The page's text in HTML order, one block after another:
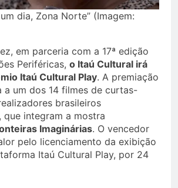
dia, Zona Norte” (Imagem:
em parceria com a 17ª edição
Periféricas, o Itaú Cultural irá
Itaú Cultural Play. A premiação
a um dos 14 filmes de curtas-
brasileiros
que integram a mostra
Imaginárias. O vencedor
pelo licenciamento da exibição
Itaú Cultural Play, por 24